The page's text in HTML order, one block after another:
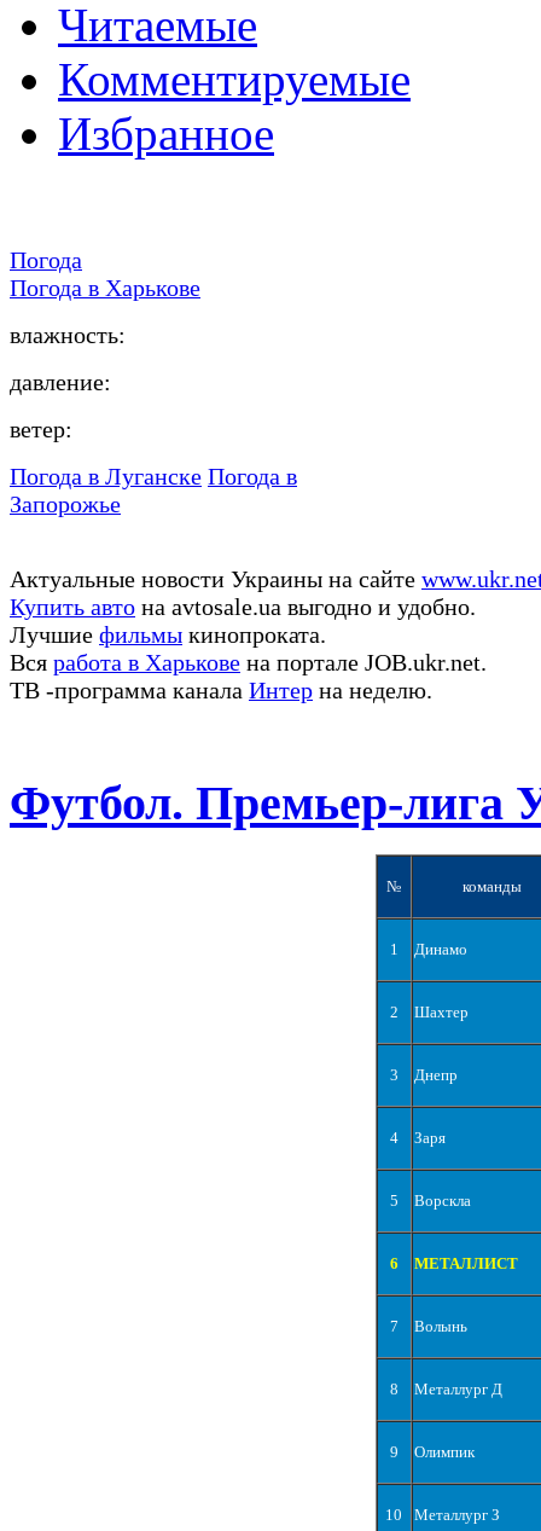
Читаемые
Комментируемые
Избранное
Погода
Погода в Харькове
влажность:
давление:
ветер:
Погода в Луганске Погода в
Запорожье
Актуальные новости Украины на сайте
Купить авто на avtosale.ua выгодно и удобно.
Лучшие фильмы кинопроката.
Вся работа в Харькове на портале JOB.ukr.net.
ТВ -программа канала Интер на неделю.
Футбол. Премьер-лига
№ команды
1 Динамо
2 Шахтер
3 Днепр
4 Заря
5 Ворскла
6 МЕТАЛЛИСТ
7 Волынь
8 Металлург Д
9 Олимпик
10 Металлург З